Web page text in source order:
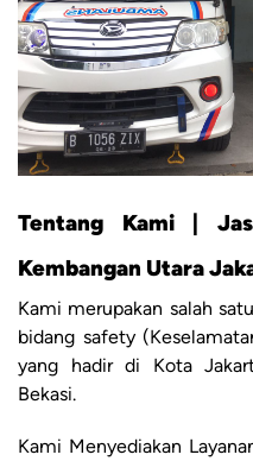
Tentang Kami |
Kembangan Utara
Kami merupakan salah
bidang safety
yang hadir di Kota
Bekasi.
Kami Menyediakan